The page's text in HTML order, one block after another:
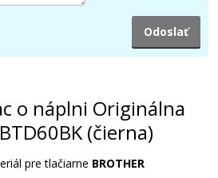
o náplni Originálna
(čierna)
pre tlačiarne BROTHER